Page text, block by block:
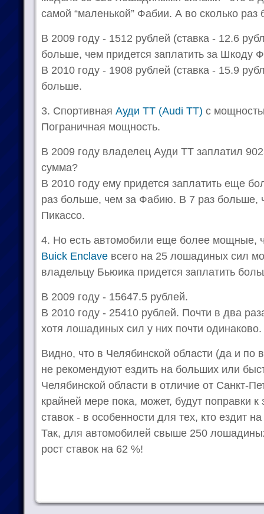
самой “маленькой” Фабии. А во сколько раз
В 2009 году - 1512 рублей (ставка - 12.6
больше, чем придется заплатить за Шкоду
В 2010 году - 1908 рублей (ставка - 15.9
больше.
3. Спортивная Ауди ТТ (Audi TT) с
Пограничная мощность.
В 2009 году владелец Ауди ТТ заплатил
сумма?
В 2010 году ему придется заплатить еще
раз больше, чем за Фабию. В 7 раз больше,
Пикассо.
4. Но есть автомобили еще более мощные,
Buick Enclave всего на 25 лошадиных сил
владельцу Бьюика придется заплатить
В 2009 году - 15647.5 рублей.
В 2010 году - 25410 рублей. Почти в два
хотя лошадиных сил у них почти одинаково.
Видно, что в Челябинской области (да и по
не рекомендуют ездить на больших или
Челябинской области в отличие от Санкт-
крайней мере пока, может, будут поправки к
ставок - в особенности для тех, кто ездит
Так, для автомобилей свыше 250
рост ставок на 62 %!